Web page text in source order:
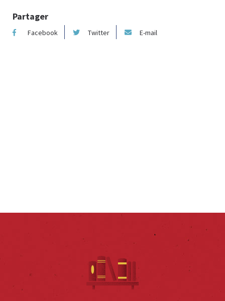
Partager
Facebook Twitter E-mail